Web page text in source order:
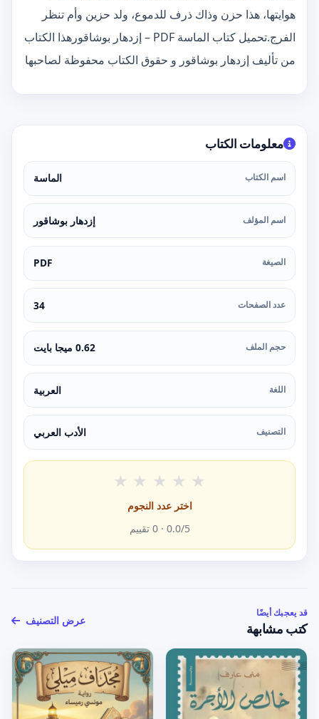
هوايتها، هذا حزن وذاك ذرف للدموع، ولد حزين وأم تنظر
الفرج.تحميل كتاب الماسة PDF – إزدهار بوشاقورهذا الكتاب
من تأليف إزدهار بوشاقور و حقوق الكتاب محفوظة لصاحبها
معلومات الكتاب
اسم الكتاب الماسة
اسم المؤلف إزدهار بوشاقور
الصيغة PDF
عدد الصفحات 34
حجم الملف 0.62 ميجا بايت
اللغة العربية
التصنيف الأدب العربي
★ ★ ★ ★ ★
اختر عدد النجوم
0.0/5 ·
0 تقييم
قد يعجبك أيضًا
كتب مشابهة
عرض التصنيف